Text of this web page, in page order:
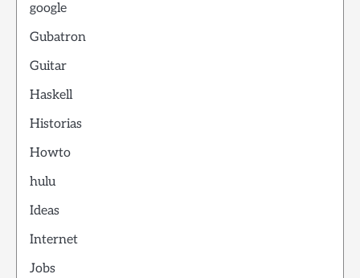
google
Gubatron
Guitar
Haskell
Historias
Howto
hulu
Ideas
Internet
Jobs